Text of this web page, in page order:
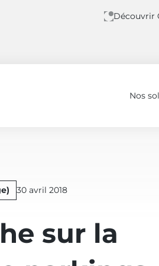
Découvrir
Nos
de France
Publié
le
30 avril 2018
sur la